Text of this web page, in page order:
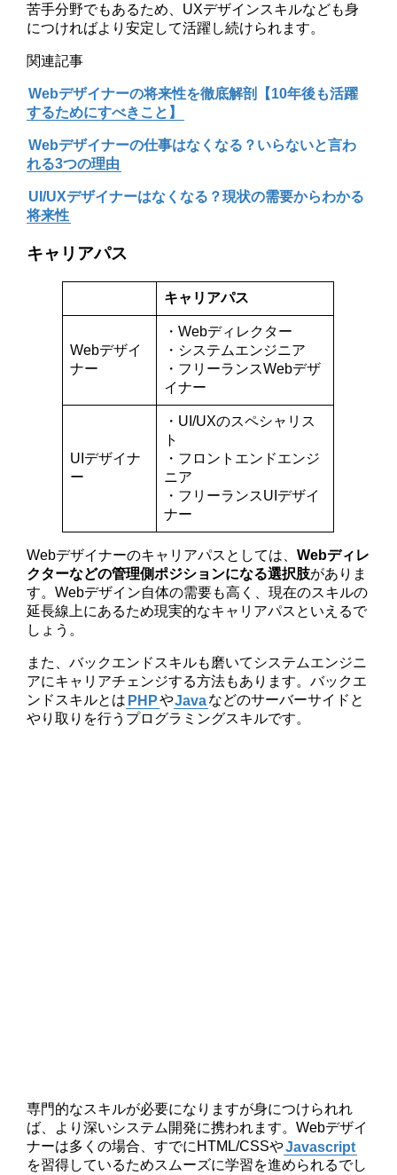
苦手分野でもあるため、UXデザインスキルなども身
につければより安定して活躍し続けられます。
関連記事
Webデザイナーの将来性を徹底解剖【10年後も活躍
するためにすべきこと】
Webデザイナーの仕事はなくなる？いらないと言わ
れる3つの理由
UI/UXデザイナーはなくなる？現状の需要からわかる
将来性
キャリアパス
キャリアパス
Webデザイ
ナー
・Webディレクター
・システムエンジニア
・フリーランスWebデザ
イナー
UIデザイナ
ー
・UI/UXのスペシャリス
ト
・フロントエンドエンジ
ニア
・フリーランスUIデザイ
ナー
Webデザイナーのキャリアパスとしては、Webディレ
クターなどの管理側ポジションになる選択肢がありま
す。Webデザイン自体の需要も高く、現在のスキルの
延長線上にあるため現実的なキャリアパスといえるで
しょう。
また、バックエンドスキルも磨いてシステムエンジニ
アにキャリアチェンジする方法もあります。バックエ
ンドスキルとは PHPやJava などのサーバーサイドと
やり取りを行うプログラミングスキルです。
専門的なスキルが必要になりますが身につけられれ
ば、より深いシステム開発に携われます。Webデザイ
ナーは多くの場合、すでにHTML/CSSやJavascript
を習得しているためスムーズに学習を進められるでし